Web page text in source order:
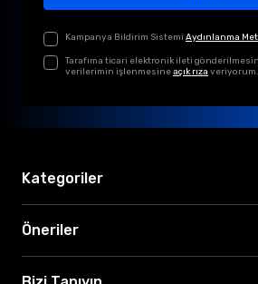
Kampanya Bildirim Sistemi Aydınlanma
Tarafıma ticari elektronik ileti
verilerimin işlenmesineaçık rıza veriyorum.
Kategoriler
Öneriler